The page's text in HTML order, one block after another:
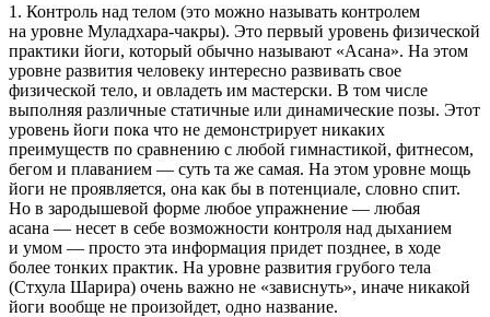
1. Контроль над телом (это можно называть контролем
на уровне Муладхара-чакры). Это первый уровень физической
практики йоги, который обычно называют «Асана». На этом
уровне развития человеку интересно развивать свое
физической тело, и овладеть им мастерски. В том числе
выполняя различные статичные или динамические позы. Этот
уровень йоги пока что не демонстрирует никаких
преимуществ по сравнению с любой гимнастикой, фитнесом,
бегом и плаванием — суть та же самая. На этом уровне мощь
йоги не проявляется, она как бы в потенциале, словно спит.
Но в зародышевой форме любое упражнение — любая
асана — несет в себе возможности контроля над дыханием
и умом — просто эта информация придет позднее, в ходе
более тонких практик. На уровне развития грубого тела
(Стхула Шарира) очень важно не «зависнуть», иначе никакой
йоги вообще не произойдет, одно название.